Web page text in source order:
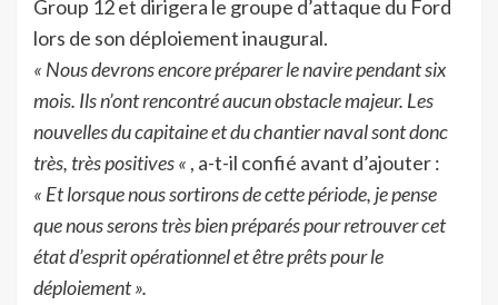
Group 12 et dirigera le groupe d’attaque du Ford
lors de son déploiement inaugural.
« Nous devrons encore préparer le navire pendant six
mois. Ils n’ont rencontré aucun obstacle majeur. Les
nouvelles du capitaine et du chantier naval sont donc
très, très positives « , a-t-il confié avant d’ajouter :
« Et lorsque nous sortirons de cette période, je pense
que nous serons très bien préparés pour retrouver cet
état d’esprit opérationnel et être prêts pour le
déploiement ».